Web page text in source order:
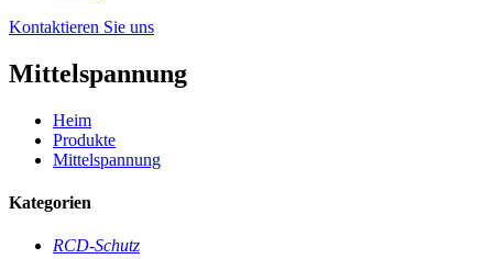
Kontaktieren Sie uns
Mittelspannung
Heim
Produkte
Mittelspannung
Kategorien
RCD-Schutz